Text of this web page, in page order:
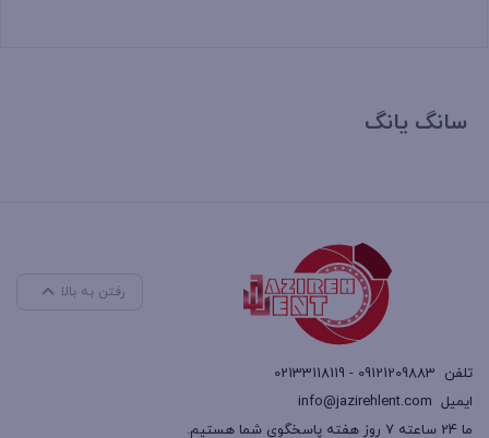
سانگ یانگ
رفتن به بالا
تلفن 09121209883 - 02133118119
ایمیل info@jazirehlent.com
ما 24 ساعته 7 روز هفته پاسخگوی شما هستیم.